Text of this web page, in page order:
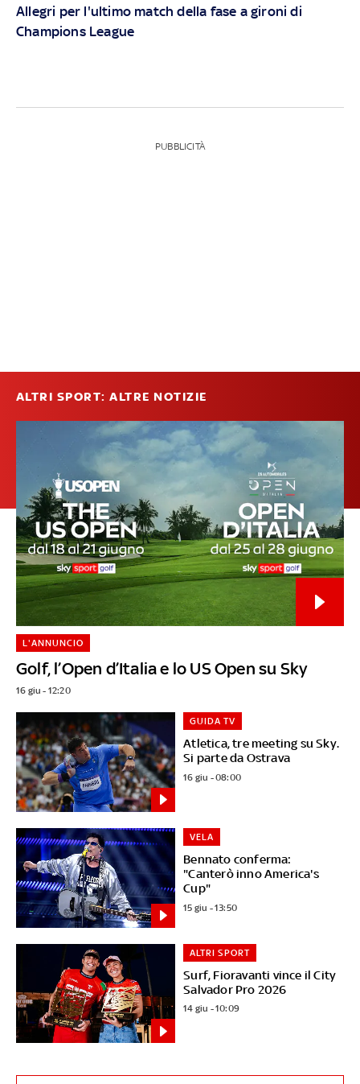
Allegri per l'ultimo match della fase a gironi di
Champions League
PUBBLICITÀ
ALTRI SPORT: ALTRE NOTIZIE
Golf, l’Open d’Italia e lo US Open su Sky
L'ANNUNCIO
16 giu - 12:20
Atletica, tre meeting su Sky.
Si parte da Ostrava
GUIDA TV
16 giu - 08:00
Bennato conferma:
"Canterò inno America's
Cup"
VELA
15 giu - 13:50
Surf, Fioravanti vince il City
Salvador Pro 2026
ALTRI SPORT
14 giu - 10:09